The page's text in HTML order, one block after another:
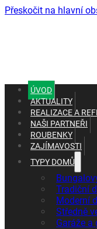
Přeskočit na hlavní
+420 602 661 287
+420 465 637 010
ÚVOD
AKTUALITY
REALIZACE A
NAŠI PARTNEŘI
ROUBENKY
ZAJÍMAVOSTI
TYPY DOMŮ
Tradiční
Moderní
Středně
Garáže a